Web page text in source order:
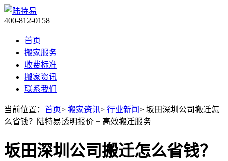
400-812-0158
首页
搬家服务
收费标准
搬家资讯
联系我们
当前位置： 首页> 搬家资讯> 行业新闻> 坂田深圳公司搬迁怎
么省钱？陆特易透明报价 + 高效搬迁服务
坂田深圳公司搬迁怎么省钱？